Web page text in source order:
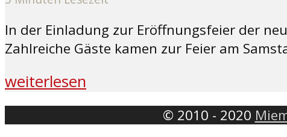
In der Einladung zur Eröffnungsfeier der
Zahlreiche Gäste kamen zur Feier am
weiterlesen
© 2010 - 2020